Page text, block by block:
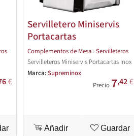
€
Servilletero Miniservis
Portacartas
Complementos de Mesa ›Servilleteros
Servilleteros Miniservis Portacartas Inox
Marca:Supreminox
Precio 7,42€
Añadir Guardar